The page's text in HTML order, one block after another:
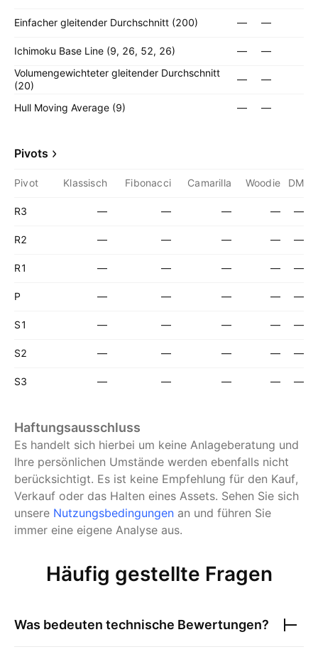
Einfacher gleitender Durchschnitt (200) — —
Ichimoku Base Line (9, 26, 52, 26) —
—
Volumengewichteter gleitender Durchschnitt
(20)
— —
Hull Moving Average (9) — —
Pivots
Pivot Klassisch Fibonacci Camarilla Woodie DM
R3 — — — — —
R2 — — — — —
R1 — — — — —
P — — — — —
S1 — — — — —
S2 — — — — —
S3 — — — — —
Haftungsausschluss
Es handelt sich hierbei um keine Anlageberatung und
Ihre persönlichen Umstände werden ebenfalls nicht
berücksichtigt. Es ist keine Empfehlung für den Kauf,
Verkauf oder das Halten eines Assets. Sehen Sie sich
unsere Nutzungsbedingungen an und führen Sie
immer eine eigene Analyse aus.
Häufig gestellte Fragen
Was bedeuten technische Bewertungen?